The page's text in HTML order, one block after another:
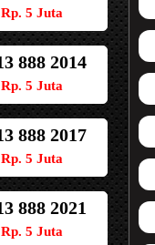
Rp. 5 Juta
888 2014
Rp. 5 Juta
888 2017
Rp. 5 Juta
888 2021
Rp. 5 Juta